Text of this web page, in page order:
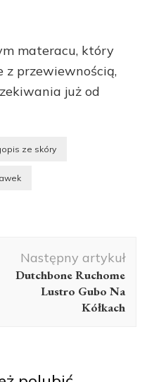
materacu, który
z przewiewnością,
już od
ze skóry
Następny artykuł
Dutchbone Ruchome
Lustro Gubo Na
Kółkach